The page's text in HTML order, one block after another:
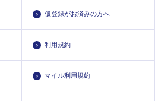
仮登録がお済みの方へ
利用規約
マイル利用規約